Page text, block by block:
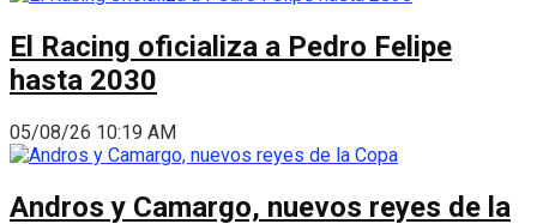
El Racing oficializa a Pedro Felipe
hasta 2030
05/08/26 10:19 AM
Andros y Camargo, nuevos reyes de la